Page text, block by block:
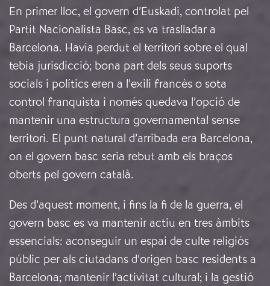
En primer lloc, el govern d’Euskadi, controlat pel
Partit Nacionalista Basc, es va traslladar a
Barcelona. Havia perdut el territori sobre el qual
tebia jurisdicció; bona part dels seus suports
socials i polítics eren a l’exili francès o sota
control franquista i només quedava l’opció de
mantenir una estructura governamental sense
territori. El punt natural d’arribada era Barcelona,
on el govern basc seria rebut amb els braços
oberts pel govern català.
Des d’aquest moment, i fins la fi de la guerra, el
govern basc es va mantenir actiu en tres àmbits
essencials: aconseguir un espai de culte religiós
públic per als ciutadans d’origen basc residents a
Barcelona; mantenir l’activitat cultural; i la gestió